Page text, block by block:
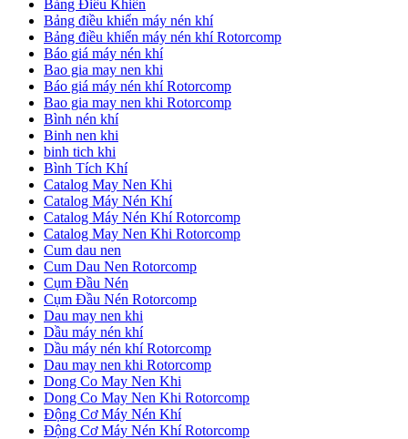
Bảng Điều Khiển
Bảng điều khiển máy nén khí
Bảng điều khiển máy nén khí Rotorcomp
Báo giá máy nén khí
Bao gia may nen khi
Báo giá máy nén khí Rotorcomp
Bao gia may nen khi Rotorcomp
Bình nén khí
Binh nen khi
binh tich khi
Bình Tích Khí
Catalog May Nen Khi
Catalog Máy Nén Khí
Catalog Máy Nén Khí Rotorcomp
Catalog May Nen Khi Rotorcomp
Cum dau nen
Cum Dau Nen Rotorcomp
Cụm Đầu Nén
Cụm Đầu Nén Rotorcomp
Dau may nen khi
Dầu máy nén khí
Dầu máy nén khí Rotorcomp
Dau may nen khi Rotorcomp
Dong Co May Nen Khi
Dong Co May Nen Khi Rotorcomp
Động Cơ Máy Nén Khí
Động Cơ Máy Nén Khí Rotorcomp